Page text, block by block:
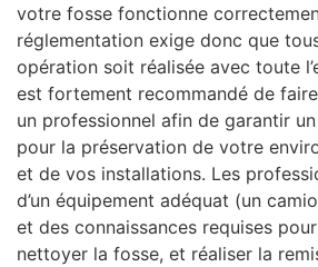
votre fosse fonctionne
réglementation exige donc que
opération soit réalisée avec toute
est fortement recommandé de
un professionnel afin de garantir
pour la préservation de votre
et de vos installations. Les
d’un équipement adéquat (un
et des connaissances requises
nettoyer la fosse, et réaliser la